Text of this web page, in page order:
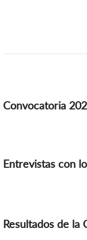
Convocatoria
Entrevistas con
Resultados de la